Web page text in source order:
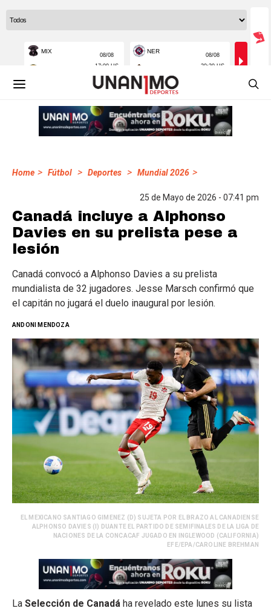
Home > Fútbol > Deportes > Mundial 2026 >
25 de Mayo de 2026 - 07:41 pm
Canadá incluye a Alphonso
Davies en su prelista pese a
lesión
Canadá convocó a Alphonso Davies a su prelista
mundialista de 32 jugadores. Jesse Marsch confirmó que
el capitán no jugará el duelo inaugural por lesión.
ANDONI MENDOZA
EL MEXICANO SANTIAGO GIMENEZ (D) SUJETA POR EL BRAZO AL CANADIENSE
ALPHONSO DAVIES (I) DUANTE EL PARTIDO DE SEMIFINALES DE LA LIGA DE
NACIONES DE LA CONCACAF JUGADO EN INGLEWOOD (CALIFORNIA)
EFE/EPA/CAROLINE BREHMAN
La Selección de Canadá ha revelado este lunes su lista